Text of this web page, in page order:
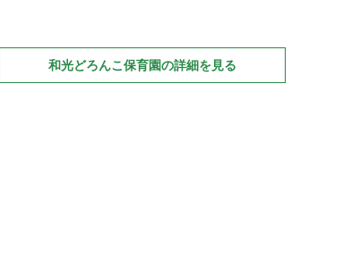
和光どろんこ保育園の詳細を見る